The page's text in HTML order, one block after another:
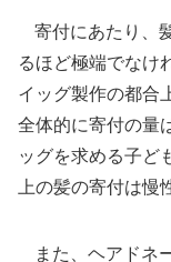
寄付にあたり、
るほど極端でなけ
イッグ製作の都合
全体的に寄付の量
ッグを求める子ど
上の髪の寄付は慢
また、ヘアドネ